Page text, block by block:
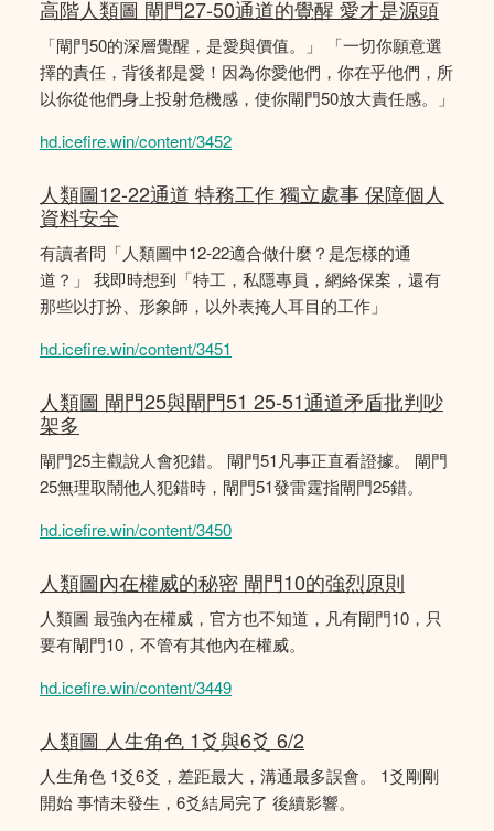
高階人類圖 閘門27-50通道的覺醒 愛才是源頭
「閘門50的深層覺醒，是愛與價值。」 「一切你願意選
擇的責任，背後都是愛！因為你愛他們，你在乎他們，所
以你從他們身上投射危機感，使你閘門50放大責任感。」
hd.icefire.win/content/3452
人類圖12-22通道 特務工作 獨立處事 保障個人
資料安全
有讀者問「人類圖中12-22適合做什麼？是怎樣的通
道？」 我即時想到「特工，私隱專員，網絡保案，還有
那些以打扮、形象師，以外表掩人耳目的工作」
hd.icefire.win/content/3451
人類圖 閘門25與閘門51 25-51通道矛盾批判吵
架多
閘門25主觀說人會犯錯。 閘門51凡事正直看證據。 閘門
25無理取鬧他人犯錯時，閘門51發雷霆指閘門25錯。
hd.icefire.win/content/3450
人類圖內在權威的秘密 閘門10的強烈原則
人類圖 最強內在權威，官方也不知道，凡有閘門10，只
要有閘門10，不管有其他內在權威。
hd.icefire.win/content/3449
人類圖 人生角色 1爻與6爻 6/2
人生角色 1爻6爻，差距最大，溝通最多誤會。 1爻剛剛
開始 事情未發生，6爻結局完了 後續影響。